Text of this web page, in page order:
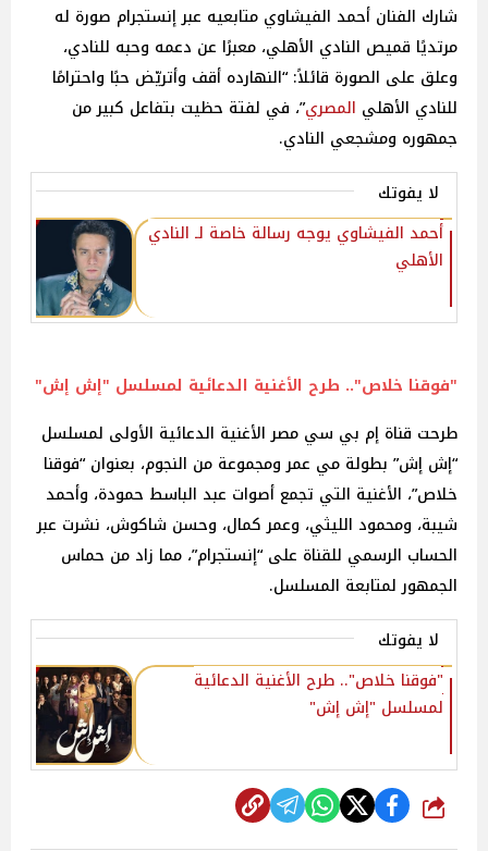
شارك الفنان أحمد الفيشاوي متابعيه عبر إنستجرام صورة له
مرتديًا قميص النادي الأهلي، معبرًا عن دعمه وحبه للنادي،
وعلق على الصورة قائلاً: “النهارده أقف وأتريّض حبًا واحترامًا
للنادي الأهلي المصري”، في لفتة حظيت بتفاعل كبير من
جمهوره ومشجعي النادي.
لا يفوتك
أحمد الفيشاوي يوجه رسالة خاصة لـ النادي
الأهلي
"فوقنا خلاص".. طرح الأغنية الدعائية لمسلسل "إش إش"
طرحت قناة إم بي سي مصر الأغنية الدعائية الأولى لمسلسل
“إش إش” بطولة مي عمر ومجموعة من النجوم، بعنوان “فوقنا
خلاص”، الأغنية التي تجمع أصوات عبد الباسط حمودة، وأحمد
شيبة، ومحمود الليثي، وعمر كمال، وحسن شاكوش، نشرت عبر
الحساب الرسمي للقناة على “إنستجرام”، مما زاد من حماس
الجمهور لمتابعة المسلسل.
لا يفوتك
"فوقنا خلاص".. طرح الأغنية الدعائية
لمسلسل "إش إش"
شارك